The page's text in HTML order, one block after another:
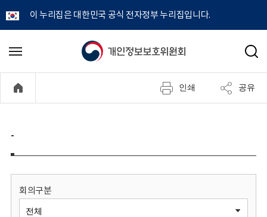
이 누리집은 대한민국 공식 전자정부 누리집입니다.
개
정
보
메
기
검
인쇄 공유
-
회의구분